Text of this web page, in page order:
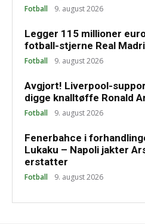
Fotball 9. august 2026
Legger 115 millioner
fotball-stjerne Real
Fotball 9. august 2026
Avgjort! Liverpool-
digge knalltøffe Ronald
Fotball 9. august 2026
Fenerbahce i
Lukaku – Napoli jakter
erstatter
Fotball 9. august 2026